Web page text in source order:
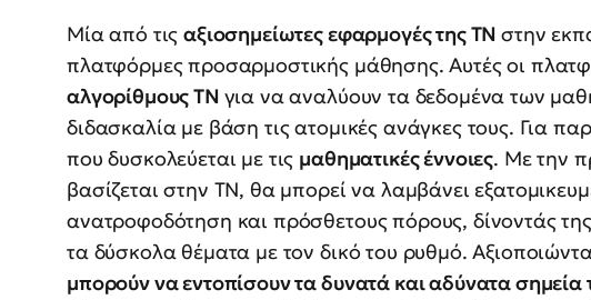
Μία από τιςαξιοσημείωτες εφαρμογές της ΤΝστην
πλατφόρμες προσαρμοστικής μάθησης. Αυτές οι
αλγορίθμους ΤΝ για να αναλύουν τα δεδομένα των
διδασκαλία με βάση τις ατομικές ανάγκες τους. Για
που δυσκολεύεται με τις μαθηματικές έννοιες. Με την
βασίζεται στην ΤΝ, θα μπορεί να λαμβάνει
ανατροφοδότηση και πρόσθετους πόρους, δίνοντάς
τα δύσκολα θέματα με τον δικό του ρυθμό.
μπορούν να εντοπίσουν τα δυνατά και αδύνατα